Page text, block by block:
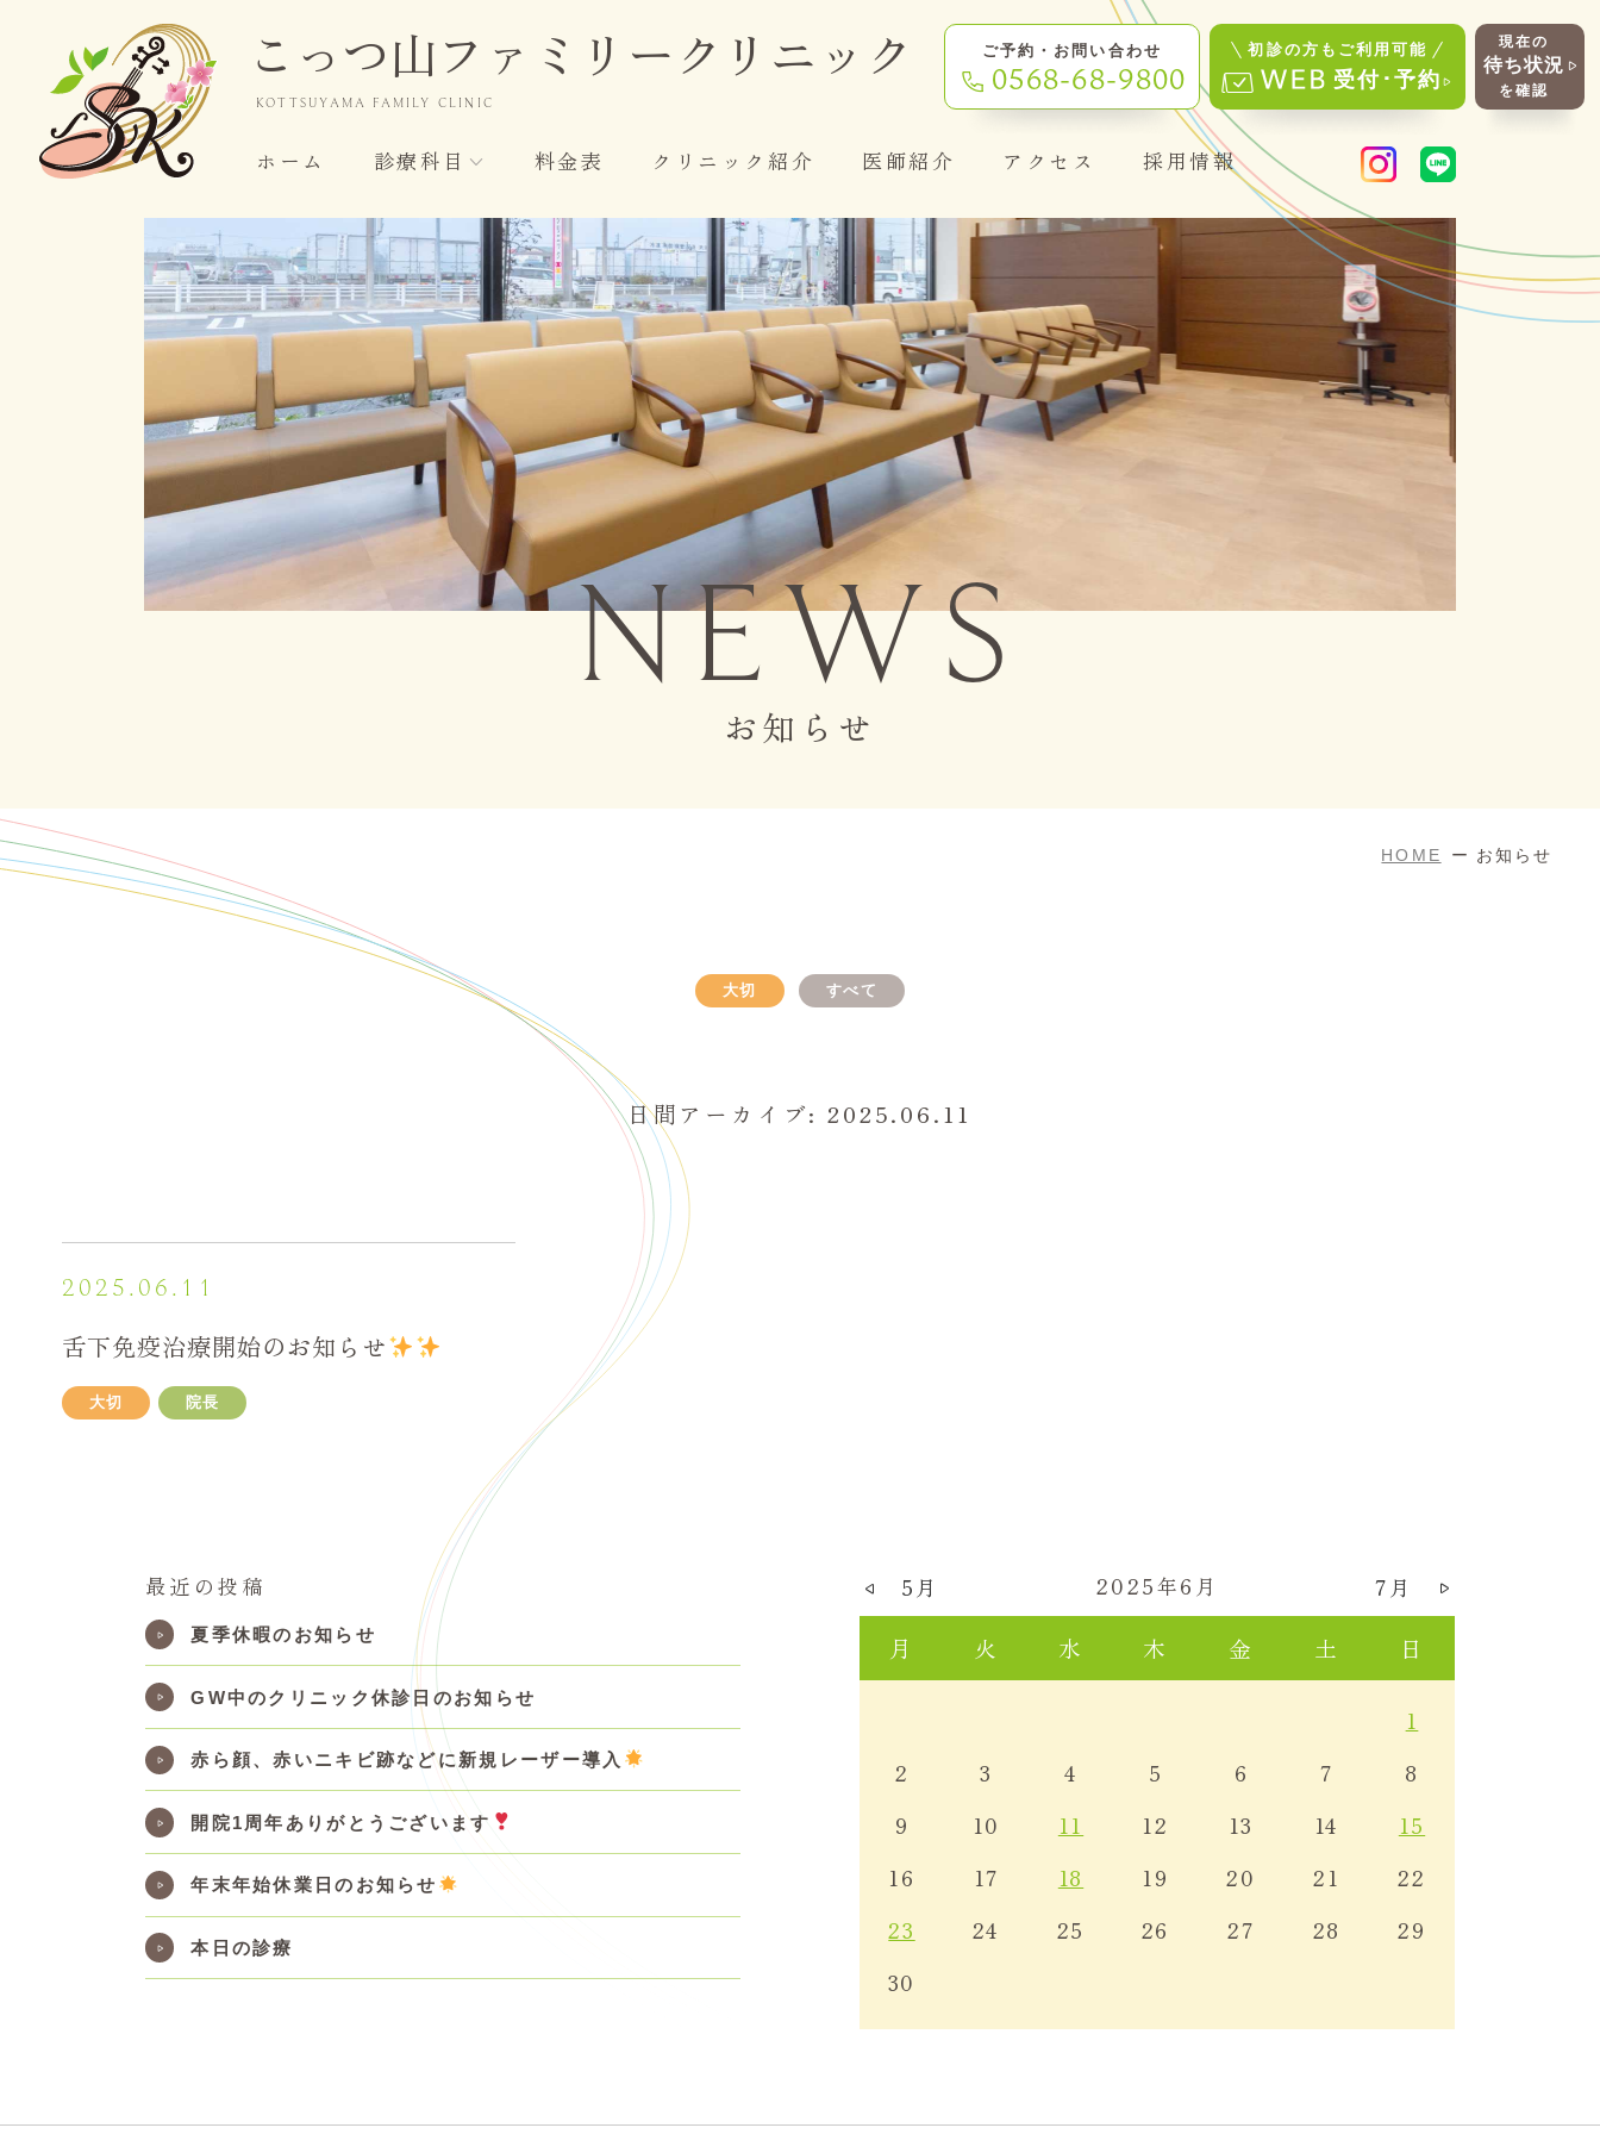
こっつ山ファミリークリニック
KOTTSUYAMA FAMILY CLINIC
ご予約・お問い合わせ
0568-68-9800
初診の方もご利用可能
受付･予約
現在の
待ち状況
を確認
ホーム 診療科目 料金表 クリニック紹介 医師紹介 アクセス 採用情報
NEWS
お知らせ
HOME お知らせ
大切 すべて
日間アーカイブ: 2025.06.11
2025.06.11
舌下免疫治療開始のお知らせ
大切 院長
最近の投稿
夏季休暇のお知らせ
GW中のクリニック休診日のお知らせ
赤ら顔、赤いニキビ跡などに新規レーザー導入
開院1周年ありがとうございます
年末年始休業日のお知らせ
本日の診療
2025年6月
月 火 水 木 金 土 日
5月 7月
1
2
3 4 5 6 7
8
9
10 11 12 13 14
15
16
17 18 19 20 21
22
23
24 25 26 27 28
29
30